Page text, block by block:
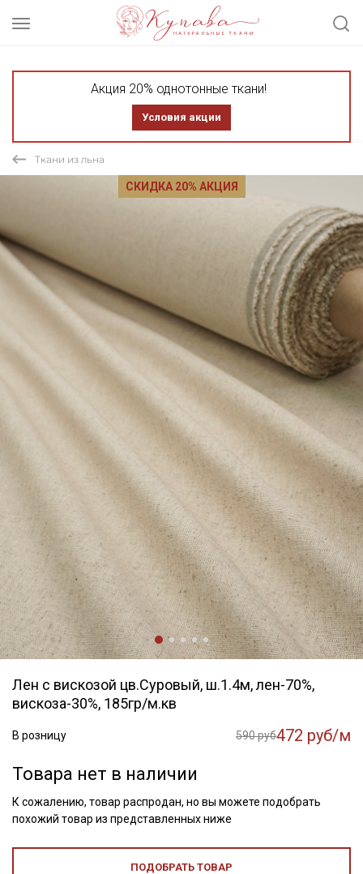
Акция 20% однотонные ткани!
Условия акции
Ткани из льна
СКИДКА 20% АКЦИЯ
Лен с вискозой цв.Суровый, ш.1.4м, лен-70%,
вискоза-30%, 185гр/м.кв
В розницу 590 руб472 руб/м
Товара нет в наличии
К сожалению, товар распродан, но вы можете подобрать
похожий товар из представленных ниже
ПОДОБРАТЬ ТОВАР